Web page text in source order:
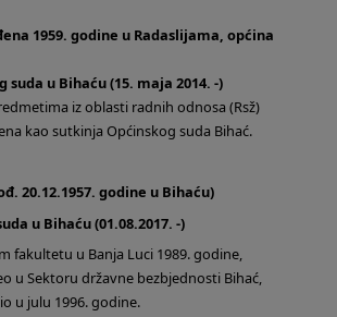
1959. godine u Radaslijama, općina
u Bihaću (15. maja 2014. -)
iz oblasti radnih odnosa (Rsž)
kao sutkinja Općinskog suda Bihać.
20.12.1957. godine u Bihaću)
u Bihaću (01.08.2017. -)
fakultetu u Banja Luci 1989. godine,
u Sektoru državne bezbjednosti Bihać,
u julu 1996. godine.